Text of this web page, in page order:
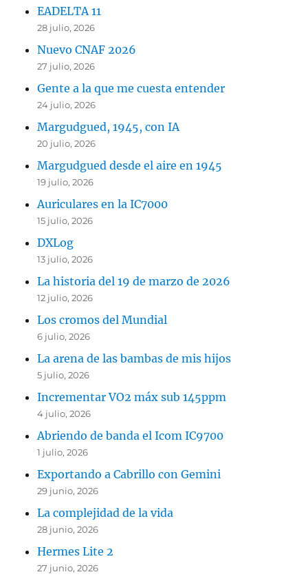
EADELTA 11
28 julio, 2026
Nuevo CNAF 2026
27 julio, 2026
Gente a la que me cuesta entender
24 julio, 2026
Margudgued, 1945, con IA
20 julio, 2026
Margudgued desde el aire en 1945
19 julio, 2026
Auriculares en la IC7000
15 julio, 2026
DXLog
13 julio, 2026
La historia del 19 de marzo de 2026
12 julio, 2026
Los cromos del Mundial
6 julio, 2026
La arena de las bambas de mis hijos
5 julio, 2026
Incrementar VO2 máx sub 145ppm
4 julio, 2026
Abriendo de banda el Icom IC9700
1 julio, 2026
Exportando a Cabrillo con Gemini
29 junio, 2026
La complejidad de la vida
28 junio, 2026
Hermes Lite 2
27 junio, 2026